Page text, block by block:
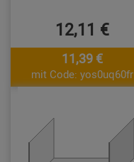
12,11 €
11,39 €
mit Code: yos0uq60fr